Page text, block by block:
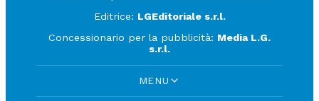
Editrice: LGEditoriale s.r.l.
Concessionario per la pubblicità: Media L.G.
s.r.l.
MENU